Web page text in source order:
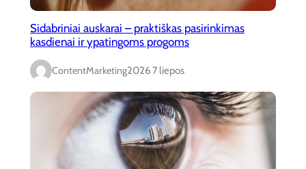
Sidabriniai auskarai – praktiškas pasirinkimas
kasdienai ir ypatingoms progoms
ContentMarketing2026 7 liepos